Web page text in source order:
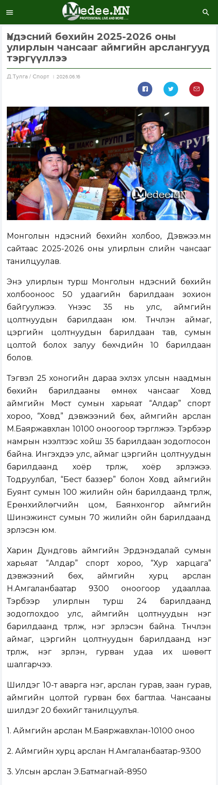
Үндэсний бөхийн 2025-2026 оны
улирлын чансааг аймгийн арслангууд
тэргүүллээ
Д.Тулга / Спорт 2026.06.16
Монголын үндэсний бөхийн холбоо, Дэвжээ.мн
сайтаас 2025-2026 оны улирлын сүүлийн чансааг
танилцуулав.
Энэ улирлын турш Монголын үндэсний бөхийн
холбооноос 50 удаагийн барилдаан зохион
байгуулжээ. Үүнээс 35 нь улс, аймгийн
цолтнуудын барилдаан юм. Түүнчлэн аймаг,
цэргийн цолтнуудын барилдаан тав, сумын
цолтой болох залуу бөхчүүдийн 10 барилдаан
болов.
Тэгвэл 25 хоногийн дараа эхлэх улсын наадмын
бөхийн барилдааны өмнөх чансааг Ховд
аймгийн Мөст сумын харьяат “Алдар” спорт
хороо, “Ховд” дэвжээний бөх, аймгийн арслан
М.Баяржавхлан 10100 оноогоор тэргүүлжээ. Тэрбээр
намрын нээлтээс хойш 35 барилдаан зодоглосон
байна. Ингэхдээ улс, аймаг цэргийн цолтнуудын
барилдаанд хоёр түрүүлж, хоёр үзүүрлэжээ.
Тодруулбал, “Бест баззер” болон Ховд аймгийн
Буянт сумын 100 жилийн ойн барилдаанд түрүүлж,
Ерөнхийлөгчийн цом, Баянхонгор аймгийн
Шинэжинст сумын 70 жилийн ойн барилдаанд
үзүүрлэсэн юм.
Харин Дундговь аймгийн Эрдэнэдалай сумын
харьяат “Алдар” спорт хороо, “Хур харцага”
дэвжээний бөх, аймгийн хурц арслан
Н.Амгаланбаатар 9300 оноогоор удааллаа.
Тэрбээр улирлын турш 24 барилдаанд
зодоглохдоо улс, аймгийн цолтнуудын нэг
барилдаанд түрүүлж, нэг үзүүрлэсэн байна. Түүнчлэн
аймаг, цэргийн цолтнуудын барилдаанд нэг
түрүүлж, нэг үзүүрлэн, гурван удаа их шөвөгт
шалгарчээ.
Шилдэг 10-т аварга нэг, арслан гурав, заан гурав,
аймгийн цолтой гурван бөх багтлаа. Чансааны
шилдэг 20 бөхийг танилцуулъя.
1. Аймгийн арслан М.Баяржавхлан-10100 оноо
2. Аймгийн хурц арслан Н.Амгаланбаатар-9300
3. Улсын арслан Э.Батмагнай-8950